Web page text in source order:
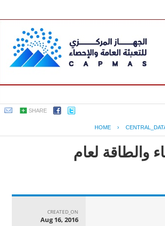
SHARE
HOME ›
والطاقة لعام
CREATED_ON
Aug 16, 2016